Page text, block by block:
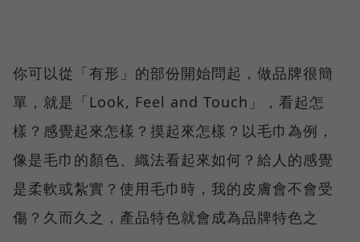
你可以從「有形」的部份開始問起，做品牌很簡
單，就是「Look, Feel and Touch」，看起怎
樣？感覺起來怎樣？摸起來怎樣？以毛巾為例，
像是毛巾的顏色、織法看起來如何？給人的感覺
是柔軟或紮實？使用毛巾時，我的皮膚會不會受
傷？久而久之，產品特色就會成為品牌特色之